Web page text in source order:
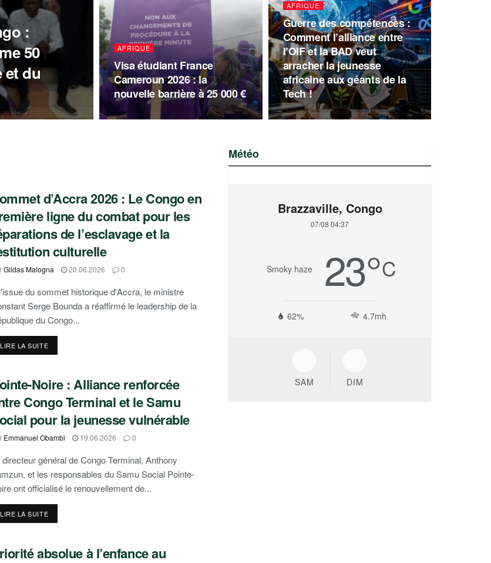
:
50
et du
AFRIQUE
Visa étudiant France
Cameroun 2026 : la
nouvelle barrière à 25 000 €
AFRIQUE
Guerre des compétences :
Comment l’alliance entre
l’OIF et la BAD veut
arracher la jeunesse
africaine aux géants de la
Tech !
d’Accra 2026 : Le Congo en
ligne du combat pour les
de l’esclavage et la
culturelle
Gildas Malogna 20.06.2026 0
du sommet historique d'Accra, le ministre
Serge Bounda a réaffirmé le leadership de la
du Congo...
LIRE LA SUITEDETAILS
Noire : Alliance renforcée
Congo Terminal et le Samu
pour la jeunesse vulnérable
Emmanuel Obambi 19.06.2026 0
directeur général de Congo Terminal, Anthony
et les responsables du Samu Social Pointe-
ont officialisé le renouvellement de...
LIRE LA SUITEDETAILS
absolue à l’enfance au
Météo
Brazzaville, Congo
07/08 04:37
Smoky haze 23°C
62% 4.7mh
SAM DIM